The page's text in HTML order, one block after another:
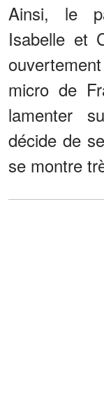
Ainsi, le
Isabelle et
micro de
lamenter
décide de
se montre